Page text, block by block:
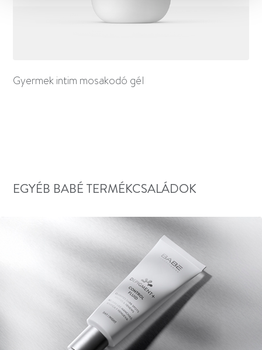
Gyermek intim mosakodó gél
EGYÉB BABÉ TERMÉKCSALÁDOK